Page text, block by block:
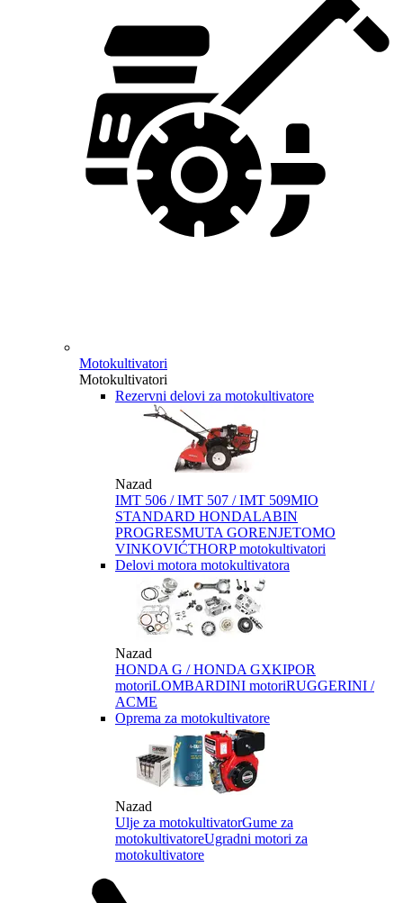
Motokultivatori
Motokultivatori
Rezervni delovi za motokultivatore
Nazad
IMT 506 / IMT 507 / IMT 509MIO
STANDARD HONDALABIN
PROGRESMUTA GORENJETOMO
VINKOVIĆTHORP motokultivatori
Delovi motora motokultivatora
Nazad
HONDA G / HONDA GXKIPOR
motoriLOMBARDINI motoriRUGGERINI /
ACME
Oprema za motokultivatore
Nazad
Ulje za motokultivatorGume za
motokultivatoreUgradni motori za
motokultivatore